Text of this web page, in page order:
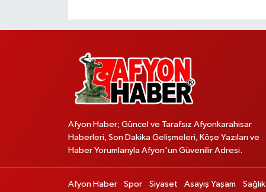
Afyon Haber; Güncel ve Tarafsız Afyonkarahisar
Haberleri, Son Dakika Gelişmeleri, Köşe Yazıları ve
Haber Yorumlarıyla Afyon'un Güvenilir Adresi.
Afyon Haber Spor Siyaset Asayiş Yaşam Sağlık